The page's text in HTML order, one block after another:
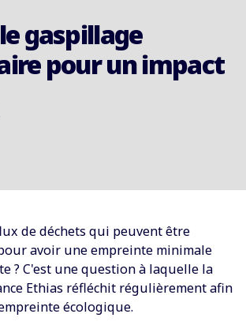
gaspillage
pour un impact
de déchets qui peuvent être
avoir une empreinte minimale
? C'est une question à laquelle la
Ethias réfléchit régulièrement afin
écologique.